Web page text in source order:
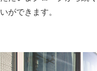
いができます。